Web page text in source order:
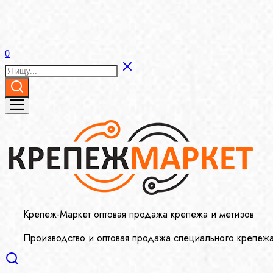
0
Крепеж-Маркет оптовая продажа крепежа и метизов
Производство и оптовая продажа специального